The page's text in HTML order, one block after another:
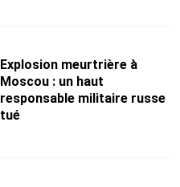
Explosion meurtrière à
Moscou : un haut
responsable militaire russe
tué